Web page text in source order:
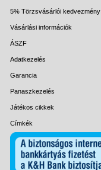
5% Törzsvásárlói kedvezmény
Vásárlási információk
ÁSZF
Adatkezelés
Garancia
Panaszkezelés
Játékos cikkek
Címkék